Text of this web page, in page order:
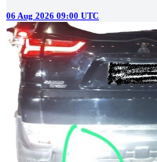
06 Aug 2026 09:00 UTC